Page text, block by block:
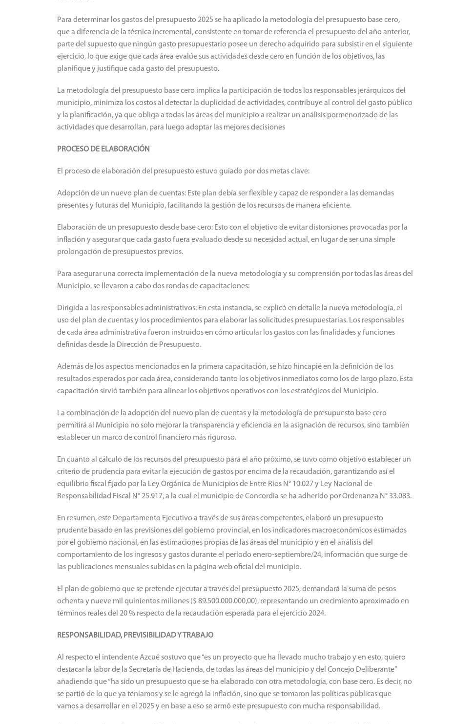
Para determinar los gastos del presupuesto 2025 se ha aplicado la metodología del presupuesto base cero,
que a diferencia de la técnica incremental, consistente en tomar de referencia el presupuesto del año anterior,
parte del supuesto que ningún gasto presupuestario posee un derecho adquirido para subsistir en el siguiente
ejercicio, lo que exige que cada área evalúe sus actividades desde cero en función de los objetivos, las
planifique y justifique cada gasto del presupuesto.
La metodología del presupuesto base cero implica la participación de todos los responsables jerárquicos del
municipio, minimiza los costos al detectar la duplicidad de actividades, contribuye al control del gasto público
y la planificación, ya que obliga a todas las áreas del municipio a realizar un análisis pormenorizado de las
actividades que desarrollan, para luego adoptar las mejores decisiones
PROCESO DE ELABORACIÓN
El proceso de elaboración del presupuesto estuvo guiado por dos metas clave:
Adopción de un nuevo plan de cuentas: Este plan debía ser flexible y capaz de responder a las demandas
presentes y futuras del Municipio, facilitando la gestión de los recursos de manera eficiente.
Elaboración de un presupuesto desde base cero: Esto con el objetivo de evitar distorsiones provocadas por la
inflación y asegurar que cada gasto fuera evaluado desde su necesidad actual, en lugar de ser una simple
prolongación de presupuestos previos.
Para asegurar una correcta implementación de la nueva metodología y su comprensión por todas las áreas del
Municipio, se llevaron a cabo dos rondas de capacitaciones:
Dirigida a los responsables administrativos: En esta instancia, se explicó en detalle la nueva metodología, el
uso del plan de cuentas y los procedimientos para elaborar las solicitudes presupuestarias. Los responsables
de cada área administrativa fueron instruidos en cómo articular los gastos con las finalidades y funciones
definidas desde la Dirección de Presupuesto.
Además de los aspectos mencionados en la primera capacitación, se hizo hincapié en la definición de los
resultados esperados por cada área, considerando tanto los objetivos inmediatos como los de largo plazo. Esta
capacitación sirvió también para alinear los objetivos operativos con los estratégicos del Municipio.
La combinación de la adopción del nuevo plan de cuentas y la metodología de presupuesto base cero
permitirá al Municipio no solo mejorar la transparencia y eficiencia en la asignación de recursos, sino también
establecer un marco de control financiero más riguroso.
En cuanto al cálculo de los recursos del presupuesto para el año próximo, se tuvo como objetivo establecer un
criterio de prudencia para evitar la ejecución de gastos por encima de la recaudación, garantizando así el
equilibrio fiscal fijado por la Ley Orgánica de Municipios de Entre Ríos N° 10.027 y Ley Nacional de
Responsabilidad Fiscal N° 25.917, a la cual el municipio de Concordia se ha adherido por Ordenanza N° 33.083.
En resumen, este Departamento Ejecutivo a través de sus áreas competentes, elaboró un presupuesto
prudente basado en las previsiones del gobierno provincial, en los indicadores macroeconómicos estimados
por el gobierno nacional, en las estimaciones propias de las áreas del municipio y en el análisis del
comportamiento de los ingresos y gastos durante el período enero-septiembre/24, información que surge de
las publicaciones mensuales subidas en la página web oficial del municipio.
El plan de gobierno que se pretende ejecutar a través del presupuesto 2025, demandará la suma de pesos
ochenta y nueve mil quinientos millones ($ 89.500.000.000,00), representando un crecimiento aproximado en
términos reales del 20 % respecto de la recaudación esperada para el ejercicio 2024.
RESPONSABILIDAD, PREVISIBILIDAD Y TRABAJO
Al respecto el intendente Azcué sostuvo que “es un proyecto que ha llevado mucho trabajo y en esto, quiero
destacar la labor de la Secretaría de Hacienda, de todas las áreas del municipio y del Concejo Deliberante”
añadiendo que “ha sido un presupuesto que se ha elaborado con otra metodología, con base cero. Es decir, no
se partió de lo que ya teníamos y se le agregó la inflación, sino que se tomaron las políticas públicas que
vamos a desarrollar en el 2025 y en base a eso se armó este presupuesto con mucha responsabilidad.